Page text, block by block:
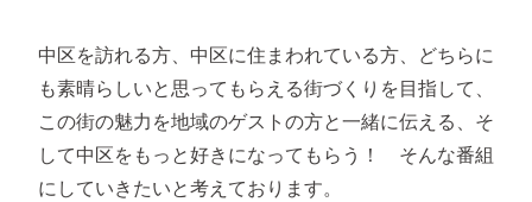
中区を訪れる方、中区に住まわれている方、どちらに
も素晴らしいと思ってもらえる街づくりを目指して、
この街の魅力を地域のゲストの方と一緒に伝える、そ
して中区をもっと好きになってもらう！ そんな番組
にしていきたいと考えております。